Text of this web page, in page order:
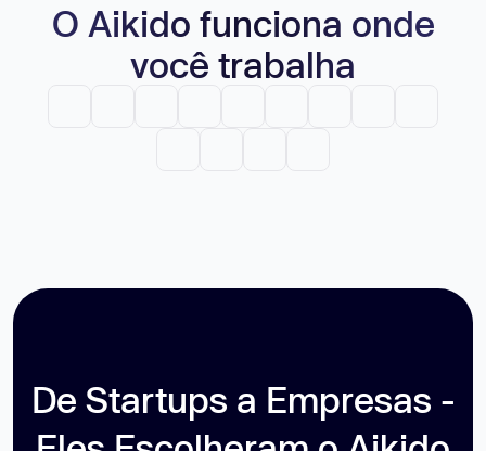
O Aikido funciona onde
você trabalha
De Startups a Empresas -